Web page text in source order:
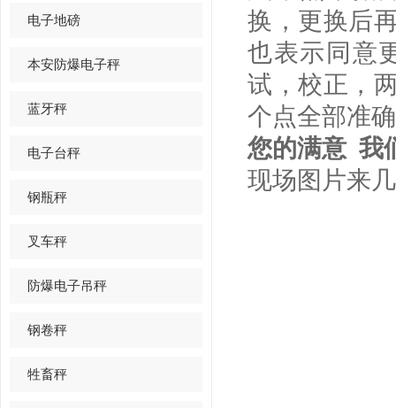
电子地磅
本安防爆电子秤
蓝牙秤
电子台秤
钢瓶秤
叉车秤
防爆电子吊秤
钢卷秤
牲畜秤
换，更换后
也表示同意
试，校正，
个点全部准
您的满意 我
现场图片来